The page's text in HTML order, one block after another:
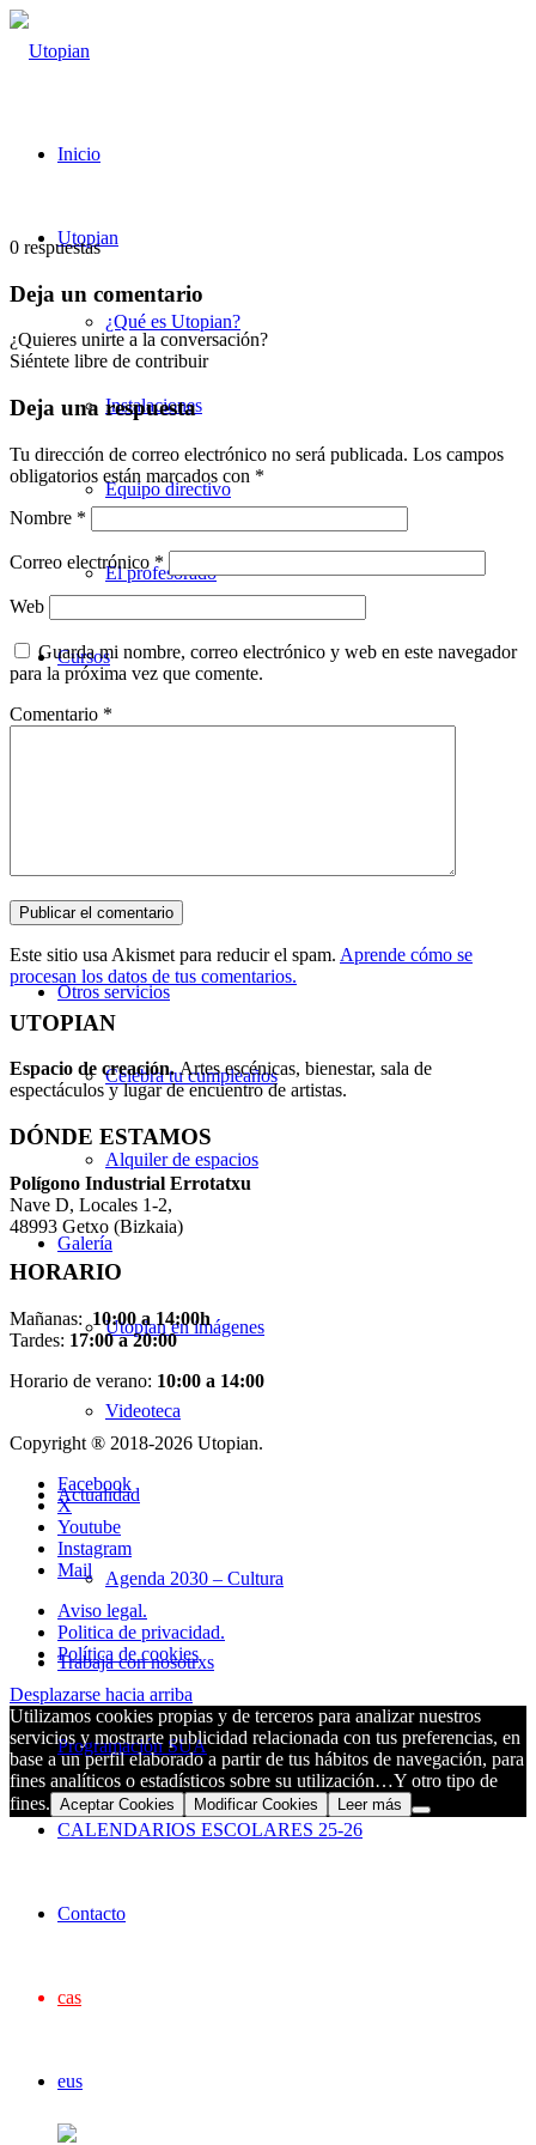
Inicio
Utopian
¿Qué es Utopian?
Instalaciones
Equipo directivo
El profesorado
Cursos
Música
Otros servicios
Celebra tu cumpleaños
Alquiler de espacios
Galería
Utopian en imágenes
Videoteca
Actualidad
Agenda 2030 – Cultura
Trabaja con nosotrxs
Programación SUA
CALENDARIOS ESCOLARES 25-26
Contacto
cas
eus
0 respuestas
Deja un comentario
¿Quieres unirte a la conversación?
Siéntete libre de contribuir
Deja una respuesta
Tu dirección de correo electrónico no será publicada. Los campos
obligatorios están marcados con *
Nombre *
Correo electrónico *
Web
Guarda mi nombre, correo electrónico y web en este navegador
para la próxima vez que comente.
Comentario *
Este sitio usa Akismet para reducir el spam. Aprende cómo se
procesan los datos de tus comentarios.
UTOPIAN
Espacio de creación.Artes escénicas, bienestar, sala de
espectáculos y lugar de encuentro de artistas.
DÓNDE ESTAMOS
Polígono Industrial Errotatxu
Nave D, Locales 1-2,
48993 Getxo (Bizkaia)
HORARIO
Mañanas: 10:00 a 14:00h
Tardes: 17:00 a 20:00
Horario de verano: 10:00 a 14:00
Copyright ® 2018-2026 Utopian.
Facebook
X
Youtube
Instagram
Mail
Aviso legal.
Politica de privacidad.
Política de cookies
Desplazarse hacia arriba
Utilizamos cookies propias y de terceros para analizar nuestros
servicios y mostrarte publicidad relacionada con tus preferencias, en
base a un perfil elaborado a partir de tus hábitos de navegación, para
fines analíticos o estadísticos sobre su utilización…Y otro tipo de
fines. Aceptar Cookies Modificar Cookies Leer más